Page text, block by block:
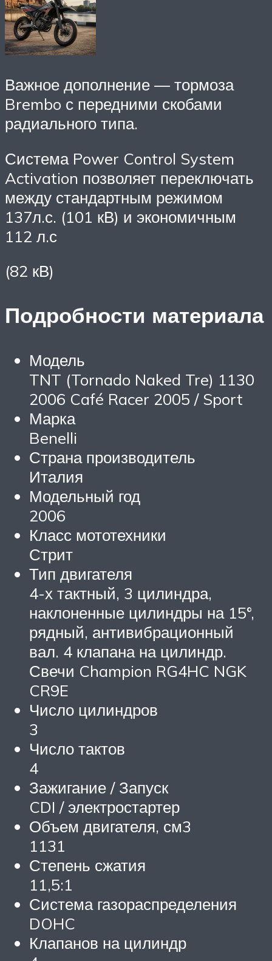
Важное дополнение — тормоза
Brembo с передними скобами
радиального типа.
Система Power Control System
Activation позволяет переключать
между стандартным режимом
137л.с. (101 кВ) и экономичным
112 л.с
(82 кВ)
Подробности материала
Модель
TNT (Tornado Naked Tre) 1130
2006 Café Racer 2005 / Sport
Марка
Benelli
Страна производитель
Италия
Модельный год
2006
Класс мототехники
Стрит
Тип двигателя
4-х тактный, 3 цилиндра,
наклоненные цилиндры на 15°,
рядный, антивибрационный
вал. 4 клапана на цилиндр.
Свечи Champion RG4HC NGK
CR9E
Число цилиндров
3
Число тактов
4
Зажигание / Запуск
CDI / электростартер
Объем двигателя, см3
1131
Степень сжатия
11,5:1
Система газораспределения
DOHC
Клапанов на цилиндр